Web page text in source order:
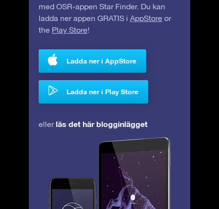
med OSR-appen Star Finder. Du kan
ladda ner appen GRATIS i AppStore or
the Play Store!
Ladda ner i AppStore
Ladda ner i Play Store
eller läs det här blogginlägget